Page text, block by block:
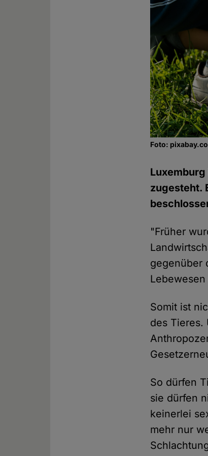
Foto:
zugesteht.
"Früher
gegenüber
Somit ist
des Tieres.
So dürfen
sie dürfen
keinerlei
mehr nur